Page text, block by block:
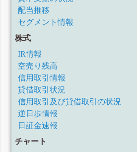
配当推移
セグメント情報
株式
IR情報
空売り残高
信用取引情報
貸借取引状況
信用取引及び貸借取引の状況
逆日歩情報
日証金速報
チャート